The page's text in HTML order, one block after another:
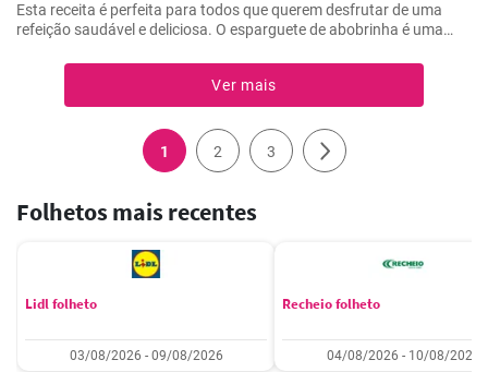
Esta receita é perfeita para todos que querem desfrutar de uma
refeição saudável e deliciosa. O esparguete de abobrinha é uma
molho de abacate acrescentam um sabor refrescante e
Ver mais
1 2 3
Folhetos mais recentes
Lidl folheto
03/08/2026 - 09/08/2026
Recheio folheto
04/08/2026 - 10/08/2026